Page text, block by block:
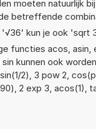
moeten natuurlijk
betreffende
'√36' kun je ook 'sqrt
functies acos, asin,
kunnen ook
2), 3 pow 2,
2 exp 3, acos(1),